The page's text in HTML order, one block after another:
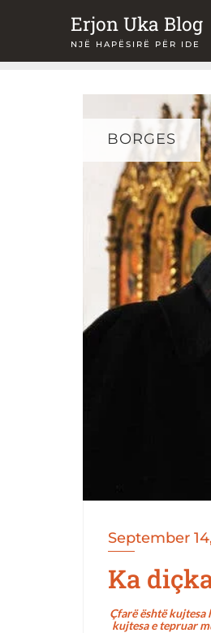
content
Erjon Uka Blog
NJË HAPËSIRË PËR IDE
BORGES
September
Ka
Çfarë është kujtesa
kujtesa e tepruar